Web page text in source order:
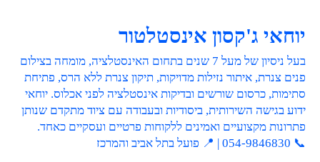
יוחאי ג'קסון אינסטלטור
בעל ניסיון של מעל 7 שנים בתחום האינסטלציה, מומחה בצילום
פנים צנרת, איתור נזילות מדויקות, תיקון צנרת ללא הרס, פתיחת
סתימות, כרסום שורשים ובדיקות אינסטלציה לפני אכלוס. יוחאי
ידוע בגישה השירותית, ביסודיות ובעבודה עם ציוד מתקדם שנותן
פתרונות מקצועיים ואמינים ללקוחות פרטיים ועסקיים כאחד.
📞 054-9846830 | 📍 פועל בתל אביב והמרכז